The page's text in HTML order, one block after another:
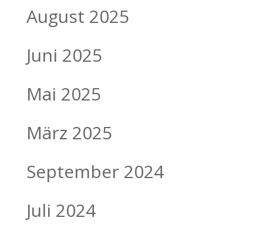
August 2025
Juni 2025
Mai 2025
März 2025
September 2024
Juli 2024